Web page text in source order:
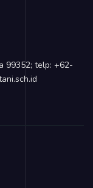
99352; telp: +62-